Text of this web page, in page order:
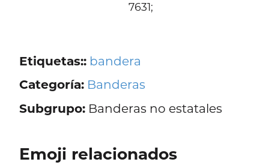
7631;
Etiquetas:: bandera
Categoría: Banderas
Subgrupo:Banderas no estatales
Emoji relacionados